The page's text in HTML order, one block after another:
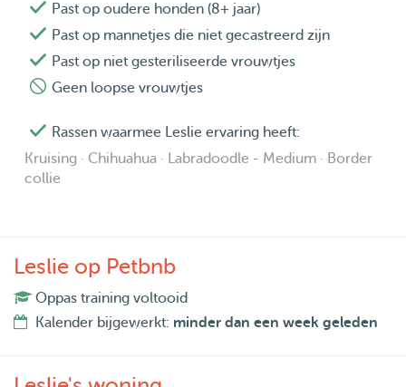
Past op oudere honden (8+ jaar)
Past op mannetjes die niet gecastreerd zijn
Past op niet gesteriliseerde vrouwtjes
Geen loopse vrouwtjes
Rassen waarmee Leslie ervaring heeft:
Kruising · Chihuahua · Labradoodle - Medium · Border
collie
Leslie op Petbnb
Oppas training voltooid
Kalender bijgewerkt: minder dan een week geleden